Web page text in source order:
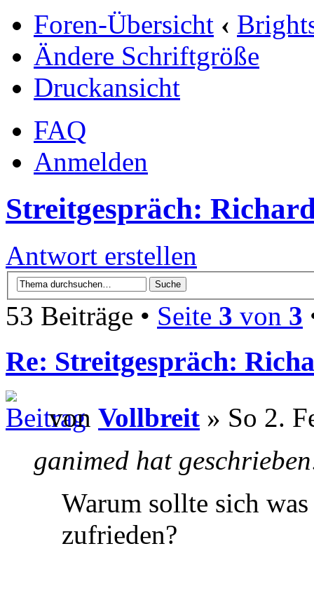
Foren-Übersicht ‹
Ändere Schriftgröße
Druckansicht
FAQ
Anmelden
Streitgespräch:
Antwort erstellen
53 Beiträge • Seite 3 von 3
Re: Streitgespräch:
von Vollbreit » So 2.
ganimed hat
Warum sollte sich
zufrieden?